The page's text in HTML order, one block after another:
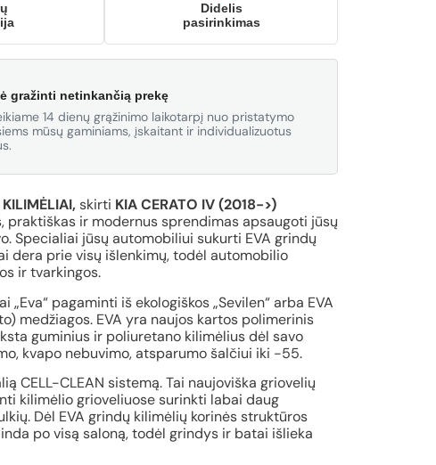
Didelis
pasirinkimas
gražinti netinkančią prekę
14 dienų grąžinimo laikotarpį nuo pristatymo
mūsų gaminiams, įskaitant ir individualizuotus
skirti KIA CERATO IV (2018->)
praktiškas ir modernus sprendimas apsaugoti jūsų
Specialiai jūsų automobiliui sukurti EVA grindų
dera prie visų išlenkimų, todėl automobilio
ir tvarkingos.
pagaminti iš ekologiškos „Sevilen“ arba EVA
medžiagos. EVA yra naujos kartos polimerinis
guminius ir poliuretano kilimėlius dėl savo
kvapo nebuvimo, atsparumo šalčiui iki -55.
CELL-CLEAN sistemą. Tai naujoviška griovelių
kilimėlio grioveliuose surinkti labai daug
Dėl EVA grindų kilimėlių korinės struktūros
po visą saloną, todėl grindys ir batai išlieka